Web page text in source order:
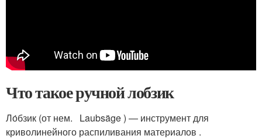
Что такое ручной лобзик
Ло́бзик (от нем. Laubsäge ) — инструмент для
криволинейного распиливания материалов .